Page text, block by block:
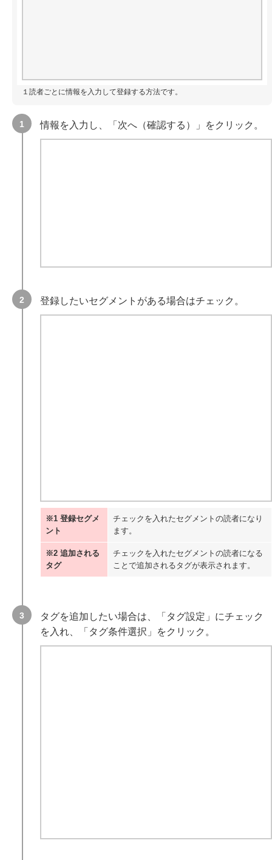
１読者ごとに情報を入力して登録する方法です。
情報を入力し、「次へ（確認する）」をクリック。
登録したいセグメントがある場合はチェック。
※1 登録セグメ
ント
チェックを入れたセグメントの読者になり
ます。
※2 追加される
タグ
チェックを入れたセグメントの読者になる
ことで追加されるタグが表示されます。
タグを追加したい場合は、「タグ設定」にチェック
を入れ、「タグ条件選択」をクリック。